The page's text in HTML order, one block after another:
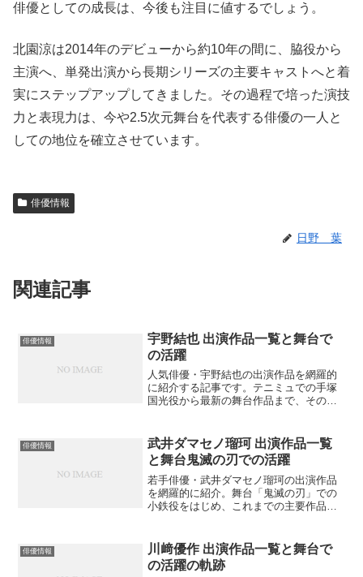
俳優としての成長は、今後も注目に値するでしょう。
北園涼は2014年のデビューから約10年の間に、脇役から
主演へ、単発出演から長期シリーズの主要キャストへと着
実にステップアップしてきました。その過程で培った演技
力と表現力は、今や2.5次元舞台を代表する俳優の一人と
しての地位を確立させています。
俳優情報
日野 葉
関連記事
俳優情報
宇野結也 出演作品一覧と舞台で
の活躍
人気俳優・宇野結也の出演作品を網羅的
に紹介する記事です。テニミュでの手塚
国光役から最新の舞台作品まで、その演
俳優情報
武井ダマセノ瑠珂 出演作品一覧
と舞台鬼滅の刃での活躍
若手俳優・武井ダマセノ瑠珂の出演作品
を網羅的に紹介。舞台「鬼滅の刃」での
小鉄役をはじめ、これまでの主要作品と
でしょうか？
俳優情報
川﨑優作 出演作品一覧と舞台で
の活躍の軌跡